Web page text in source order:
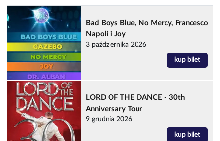
Bad Boys Blue, No Mercy, Francesco
Napoli i Joy
3 października 2026
kup bilet
LORD OF THE DANCE - 30th
Anniversary Tour
9 grudnia 2026
kup bilet